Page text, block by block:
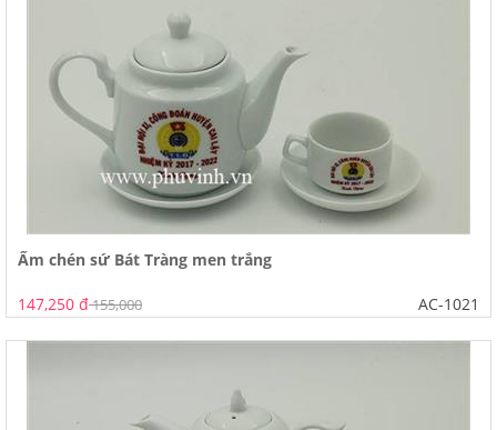
Ấm chén sứ Bát Tràng men trắng
147,250 đ155,000 AC-1021